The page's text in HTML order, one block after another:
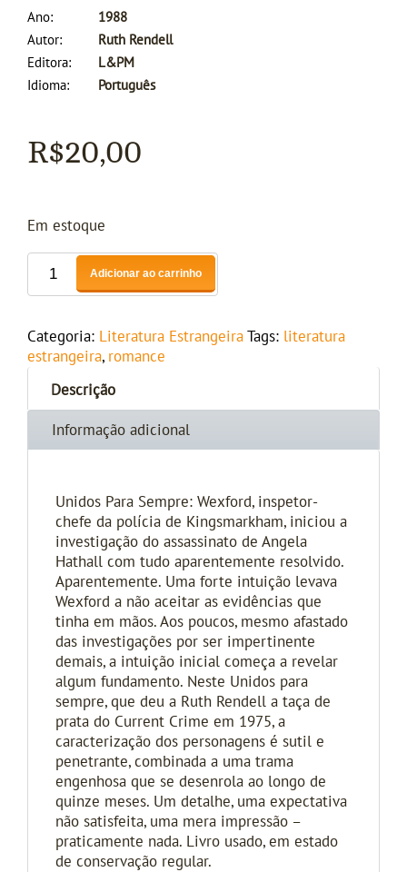
Ano
1988
Autor
Ruth Rendell
Editora
L&PM
Idioma
Português
R$20,00
Em estoque
Adicionar ao carrinho
Categoria: Literatura Estrangeira Tags: literatura
estrangeira, romance
Descrição
Informação adicional
Unidos Para Sempre: Wexford, inspetor-
chefe da polícia de Kingsmarkham, iniciou a
investigação do assassinato de Angela
Hathall com tudo aparentemente resolvido.
Aparentemente. Uma forte intuição levava
Wexford a não aceitar as evidências que
tinha em mãos. Aos poucos, mesmo afastado
das investigações por ser impertinente
demais, a intuição inicial começa a revelar
algum fundamento. Neste Unidos para
sempre, que deu a Ruth Rendell a taça de
prata do Current Crime em 1975, a
caracterização dos personagens é sutil e
penetrante, combinada a uma trama
engenhosa que se desenrola ao longo de
quinze meses. Um detalhe, uma expectativa
não satisfeita, uma mera impressão –
praticamente nada. Livro usado, em estado
de conservação regular.